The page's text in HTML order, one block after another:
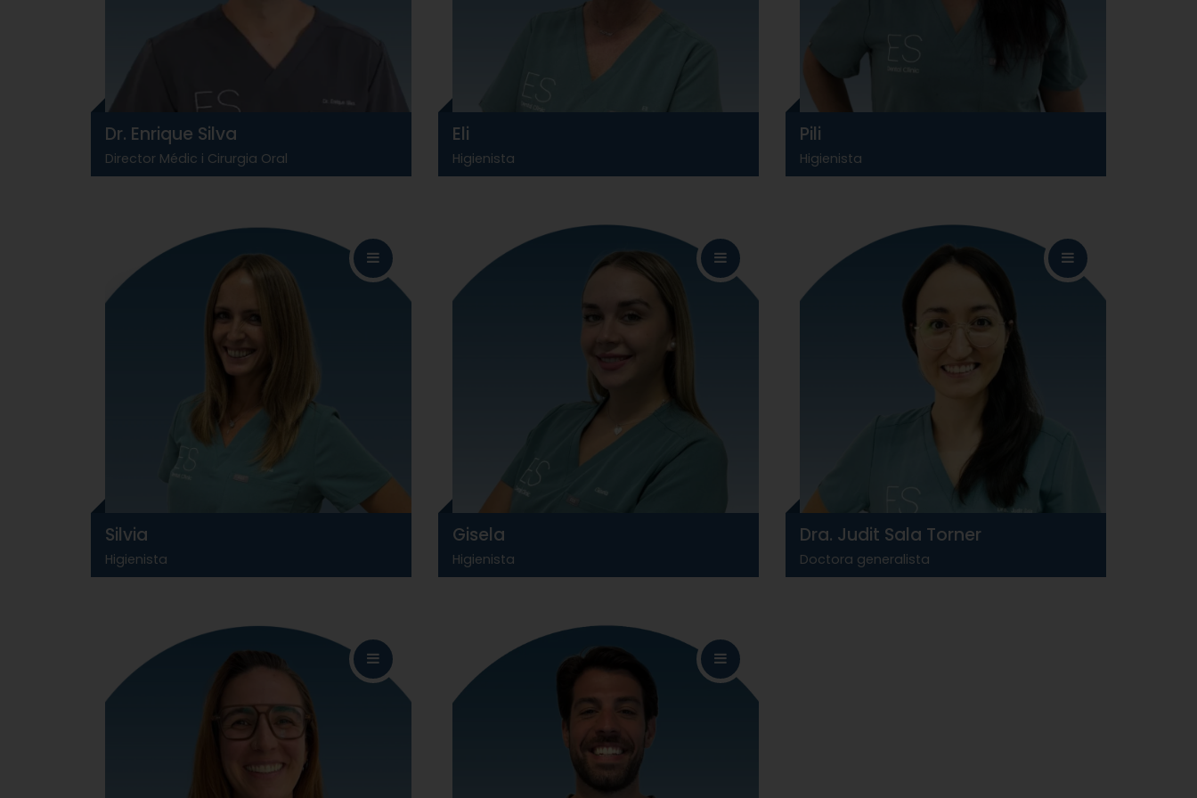
Dr. Enrique Silva
Director Médic i Cirurgia Oral
Eli
Higienista
Pili
Higienista
Silvia
Higienista
Gisela
Higienista
Dra. Judit Sala Torner
Doctora generalista